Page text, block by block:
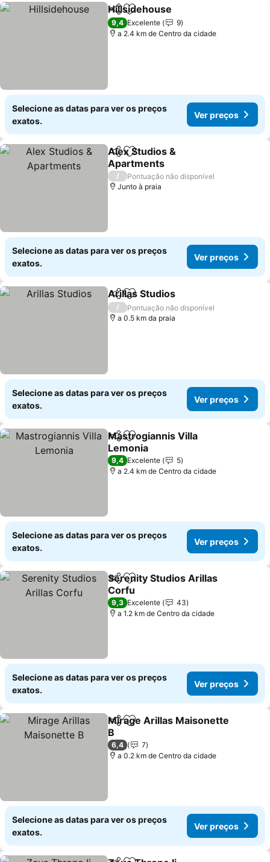
PartilharAdicionar aos favoritos
Hillsidehouse
9,4 Excelente
9
a 2.4 km de Centro da cidade
Selecione as datas para ver os preços
exatos.
Ver preços
PartilharAdicionar aos favoritos
Alex Studios &
Apartments
/
Pontuação não disponível
Junto à praia
Selecione as datas para ver os preços
exatos.
Ver preços
PartilharAdicionar aos favoritos
Arillas Studios
/
Pontuação não disponível
a 0.5 km da praia
Selecione as datas para ver os preços
exatos.
Ver preços
PartilharAdicionar aos favoritos
Mastrogiannis Villa
Lemonia
9,4 Excelente
5
a 2.4 km de Centro da cidade
Selecione as datas para ver os preços
exatos.
Ver preços
PartilharAdicionar aos favoritos
Serenity Studios Arillas
Corfu
9,3 Excelente
43
a 1.2 km de Centro da cidade
Selecione as datas para ver os preços
exatos.
Ver preços
PartilharAdicionar aos favoritos
Mirage Arillas Maisonette
B
6,4
7
a 0.2 km de Centro da cidade
Selecione as datas para ver os preços
exatos.
Ver preços